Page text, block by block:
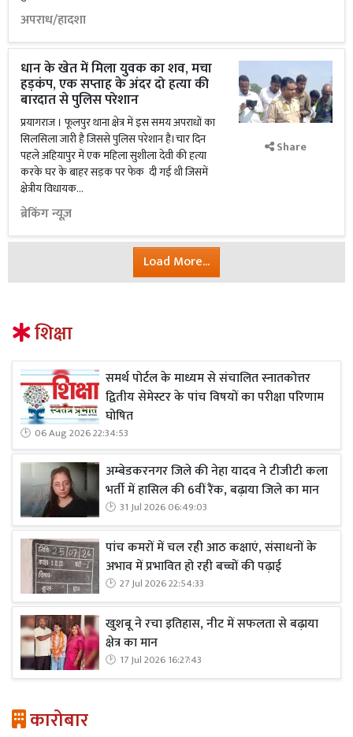
अपराध/हादशा
धान के खेत में मिला युवक का शव, मचा
हड़कंप, एक सप्ताह के अंदर दो हत्या की
बारदात से पुलिस परेशान
प्रयागराज । फूलपुर थाना क्षेत्र में इस समय अपराधों का
सिलसिला जारी है जिससे पुलिस परेशान है।चार दिन
पहले अहियापुर में एक महिला सुशीला देवी की हत्या
करके घर के बाहर सड़क पर फेक दी गई थी जिसमें
क्षेत्रीय विधायक...
ब्रेकिंग न्यूज़
Share
Load More...
शिक्षा
समर्थ पोर्टल के माध्यम से संचालित स्नातकोत्तर
द्वितीय सेमेस्टर के पांच विषयों का परीक्षा परिणाम
घोषित
06 Aug 2026 22:34:53
अम्बेडकरनगर जिले की नेहा यादव ने टीजीटी कला
भर्ती में हासिल की 6वीं रैंक, बढ़ाया जिले का मान
31 Jul 2026 06:49:03
पांच कमरों में चल रही आठ कक्षाएं, संसाधनों के
अभाव में प्रभावित हो रही बच्चों की पढ़ाई
27 Jul 2026 22:54:33
खुशबू ने रचा इतिहास, नीट में सफलता से बढ़ाया
क्षेत्र का मान
17 Jul 2026 16:27:43
कारोबार